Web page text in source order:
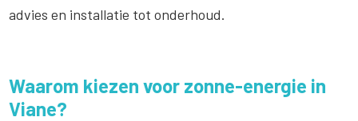
advies en installatie tot onderhoud.
Waarom kiezen voor zonne-energie in
Viane?